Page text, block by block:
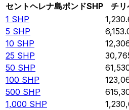
セントヘレナ島ポンドSHP チリ
1 SHP
5 SHP
10 SHP
25 SHP
50 SHP
100 SHP
500 SHP
1,000 SHP